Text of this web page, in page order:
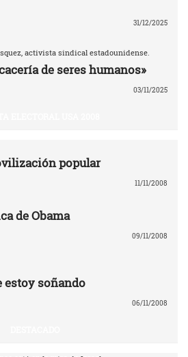
31/12/2025
activista sindical estadounidense.
de seres humanos»
03/11/2025
popular
11/11/2008
de Obama
09/11/2008
estoy soñando
06/11/2008